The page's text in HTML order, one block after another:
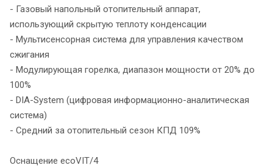
- Газовый напольный отопительный аппарат,
использующий скрытую теплоту конденсации
- Мультисенсорная система для управления качеством
сжигания
- Модулирующая горелка, диапазон мощности от 20% до
100%
- DIA-System (цифровая информационно-аналитическая
система)
- Средний за отопительный сезон КПД 109%
Оснащение ecoVIT/4